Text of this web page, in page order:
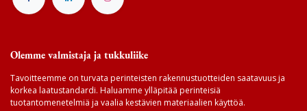
Olemme valmistaja ja tukkuliike
Tavoitteemme on turvata perinteisten rakennustuotteiden saatavuus ja
korkea laatustandardi. Haluamme ylläpitää perinteisiä
tuotantomenetelmiä ja vaalia kestävien materiaalien käyttöä.